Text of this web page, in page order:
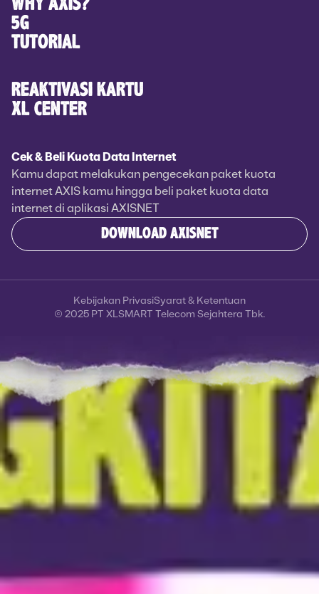
WHY AXIS?
5G
TUTORIAL
REAKTIVASI KARTU
XL CENTER
Cek & Beli Kuota Data Internet
Kamu dapat melakukan pengecekan paket kuota
internet AXIS kamu hingga beli paket kuota data
internet di aplikasi AXISNET
DOWNLOAD AXISNET
© 2025 PT XLSMART Telecom Sejahtera Tbk.
Kebijakan PrivasiSyarat & Ketentuan